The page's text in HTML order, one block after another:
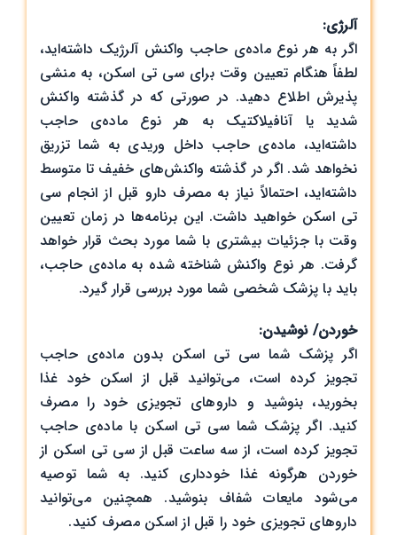
آلرژی:
اگر به هر نوع ماده‌ی حاجب واکنش آلرژیک داشته‌اید،
لطفاً هنگام تعیین وقت برای سی تی ‌اسکن، به منشی
پذیرش اطلاع دهید. در صورتی که در گذشته واکنش
شدید یا آنافیلاکتیک به هر نوع ماده‌ی حاجب
داشته‌اید، ماده‌ی حاجب داخل وریدی به شما تزریق
نخواهد شد. اگر در گذشته واکنش‌های خفیف تا متوسط
داشته‌اید، احتمالاً نیاز به مصرف دارو قبل از انجام سی
تی ‌اسکن خواهید داشت. این برنامه‌ها در زمان تعیین
وقت با جزئیات بیشتری با شما مورد بحث قرار خواهد
گرفت. هر نوع واکنش شناخته شده به ماده‌ی حاجب،
باید با پزشک شخصی شما مورد بررسی قرار گیرد.
خوردن/ نوشیدن:
اگر پزشک شما سی تی‌ اسکن بدون ماده‌ی حاجب
تجویز کرده است، می‌توانید قبل از اسکن خود غذا
بخورید، بنوشید و داروهای تجویزی خود را مصرف
کنید. اگر پزشک شما سی تی‌ اسکن با ماده‌ی حاجب
تجویز کرده است، از سه ساعت قبل از سی تی ‌اسکن از
خوردن هرگونه غذا خودداری کنید. به شما توصیه
می‌شود مایعات شفاف بنوشید. همچنین می‌توانید
داروهای تجویزی خود را قبل از اسکن مصرف کنید.